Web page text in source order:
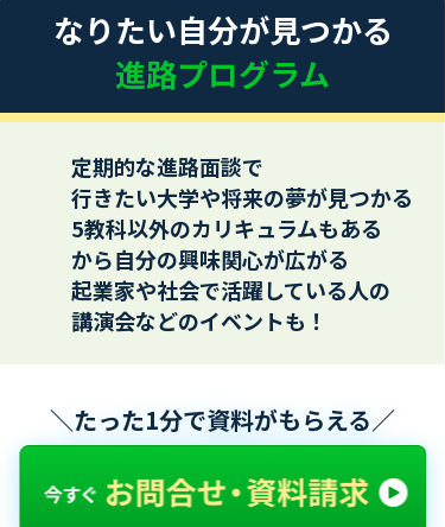
なりたい自分が見つかる
進路プログラム
定期的な進路面談で
行きたい大学や将来の夢が見つかる
5教科以外のカリキュラムもある
から自分の興味関心が広がる
起業家や社会で活躍している人の
講演会などのイベントも！
＼たった1分で資料がもらえる／